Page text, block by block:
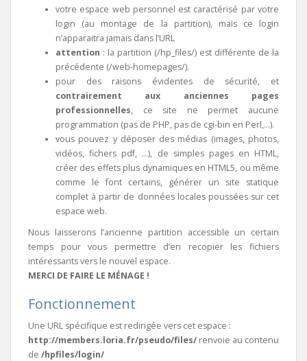
votre espace web personnel est caractérisé par votre
login (au montage de la partition), mais ce login
n’apparaitra jamais dans l’URL
attention : la partition (/hp_files/) est différente de la
précédente (/web-homepages/).
pour des raisons évidentes de sécurité, et
contrairement aux anciennes pages
professionnelles, ce site ne permet aucune
programmation (pas de PHP, pas de cgi-bin en Perl,…).
vous pouvez y déposer des médias (images, photos,
vidéos, fichers pdf, …), de simples pages en HTML,
créer des effets plus dynamiques en HTML5, ou même
comme le font certains, générer un site statique
complet à partir de données locales poussées sur cet
espace web.
Nous laisserons l’ancienne partition accessible un certain
temps pour vous permettre d’en recopier les fichiers
intéressants vers le nouvel espace.
MERCI DE FAIRE LE MÉNAGE !
Fonctionnement
Une URL spécifique est redirigée vers cet espace :
http://members.loria.fr/pseudo/files/ renvoie au contenu
de /hpfiles/login/